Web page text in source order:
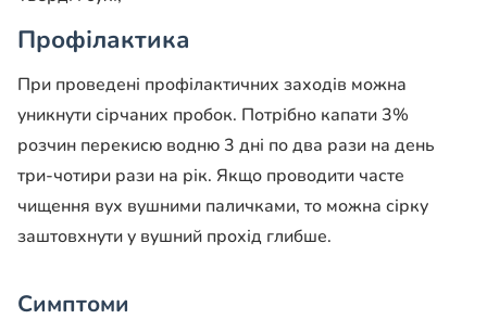
Профілактика
При проведені профілактичних заходів можна
уникнути сірчаних пробок. Потрібно капати 3%
розчин перекисю водню 3 дні по два рази на день
три-чотири рази на рік. Якщо проводити часте
чищення вух вушними паличками, то можна сірку
заштовхнути у вушний прохід глибше.
Симптоми